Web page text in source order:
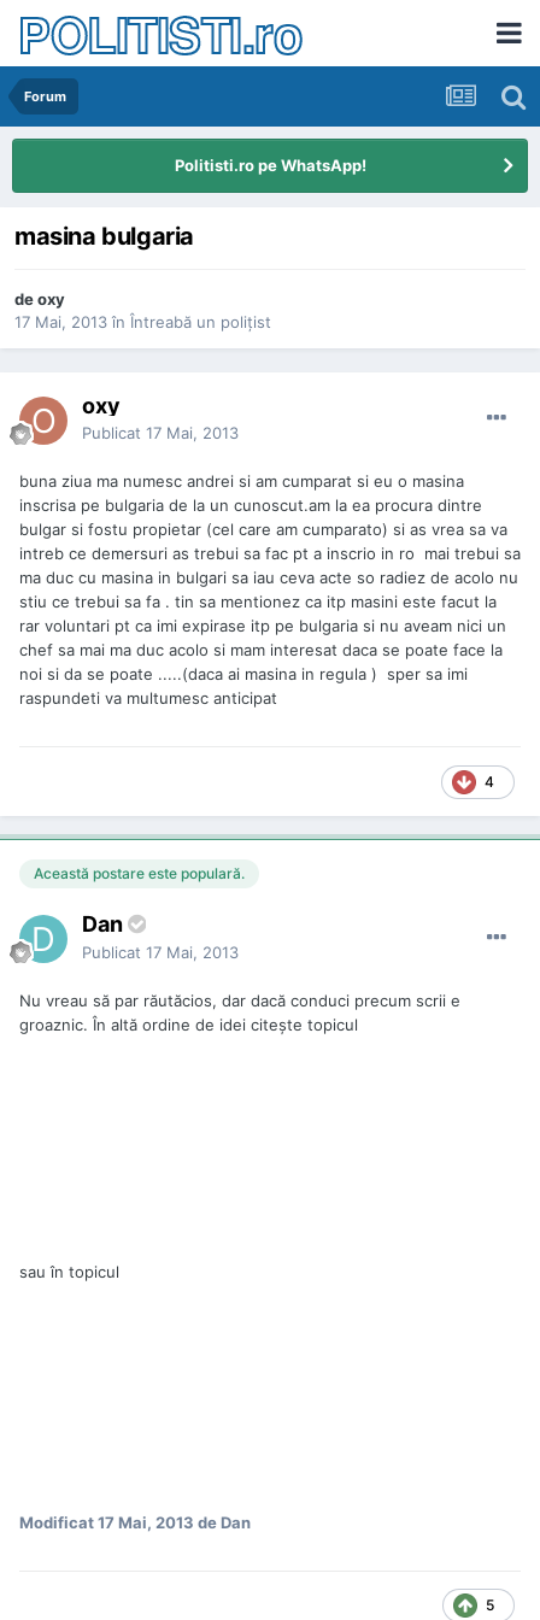
POLITISTI.ro
Forum
Politisti.ro pe WhatsApp!
masina bulgaria
deoxy
17 Mai, 2013 în Întreabă un poliţist
oxy
Publicat 17 Mai, 2013
buna ziua ma numesc andrei si am cumparat si eu o masina
inscrisa pe bulgaria de la un cunoscut.am la ea procura dintre
bulgar si fostu propietar (cel care am cumparato) si as vrea sa va
intreb ce demersuri as trebui sa fac pt a inscrio in ro mai trebui sa
ma duc cu masina in bulgari sa iau ceva acte so radiez de acolo nu
stiu ce trebui sa fa . tin sa mentionez ca itp masini este facut la
rar voluntari pt ca imi expirase itp pe bulgaria si nu aveam nici un
chef sa mai ma duc acolo si mam interesat daca se poate face la
noi si da se poate .....(daca ai masina in regula ) sper sa imi
raspundeti va multumesc anticipat
4
Această postare este populară.
Dan
Publicat 17 Mai, 2013
Nu vreau să par răutăcios, dar dacă conduci precum scrii e
groaznic. În altă ordine de idei citește topicul
sau în topicul
Modificat17 Mai, 2013 de Dan
5